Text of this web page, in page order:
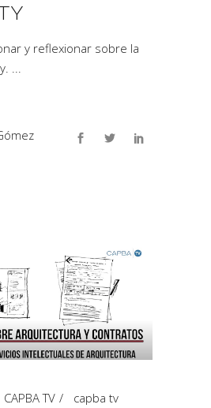
y reflexionar sobre la
CAPBA TV capba tv